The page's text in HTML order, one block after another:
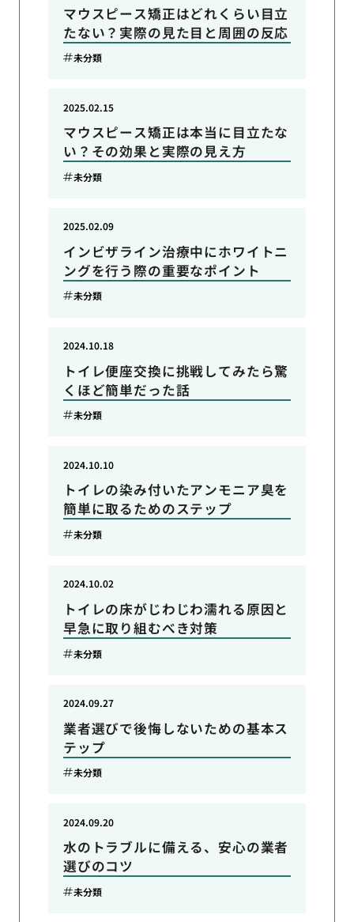
マウスピース矯正はどれくらい目立
たない？実際の見た目と周囲の反応
未分類
マウスピース矯正は本当に目立たな
い？その効果と実際の見え方
2025.02.15
未分類
インビザライン治療中にホワイトニ
ングを行う際の重要なポイント
2025.02.09
未分類
トイレ便座交換に挑戦してみたら驚
くほど簡単だった話
2024.10.18
未分類
トイレの染み付いたアンモニア臭を
簡単に取るためのステップ
2024.10.10
未分類
トイレの床がじわじわ濡れる原因と
早急に取り組むべき対策
2024.10.02
未分類
業者選びで後悔しないための基本ス
テップ
2024.09.27
未分類
水のトラブルに備える、安心の業者
選びのコツ
2024.09.20
未分類